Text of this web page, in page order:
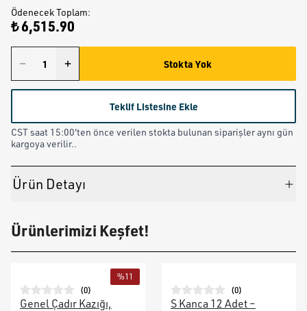
Ödenecek Toplam:
₺ 6,515.90
Stokta Yok
Teklif Listesine Ekle
CST saat 15:00'ten önce verilen stokta bulunan siparişler aynı gün
kargoya verilir..
Ürün Detayı
Ürünlerimizi Keşfet!
%11
(0)
Genel Çadır Kazığı,
(0)
S Kanca 12 Adet –